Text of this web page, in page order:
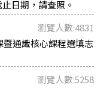
日期，請查照。
瀏覽人數:4831
暨通識核心課程選填志
瀏覽人數:5258